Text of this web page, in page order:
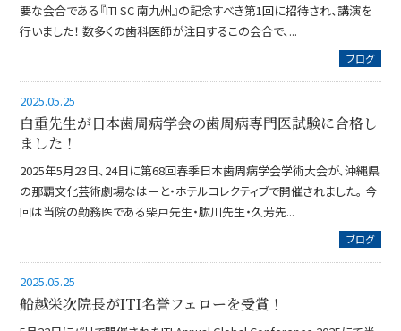
要な会合である『ITI SC 南九州』の記念すべき第1回に招待され、講演を
行いました！ 数多くの歯科医師が注目するこの会合で、...
ブログ
2025.05.25
白重先生が日本歯周病学会の歯周病専門医試験に合格し
ました！
2025年5月23日、24日に第68回春季日本歯周病学会学術大会が、沖縄県
の那覇文化芸術劇場なはーと・ホテルコレクティブで開催されました。 今
回は当院の勤務医である柴戸先生・肱川先生・久芳先...
ブログ
2025.05.25
船越栄次院長がITI名誉フェローを受賞！